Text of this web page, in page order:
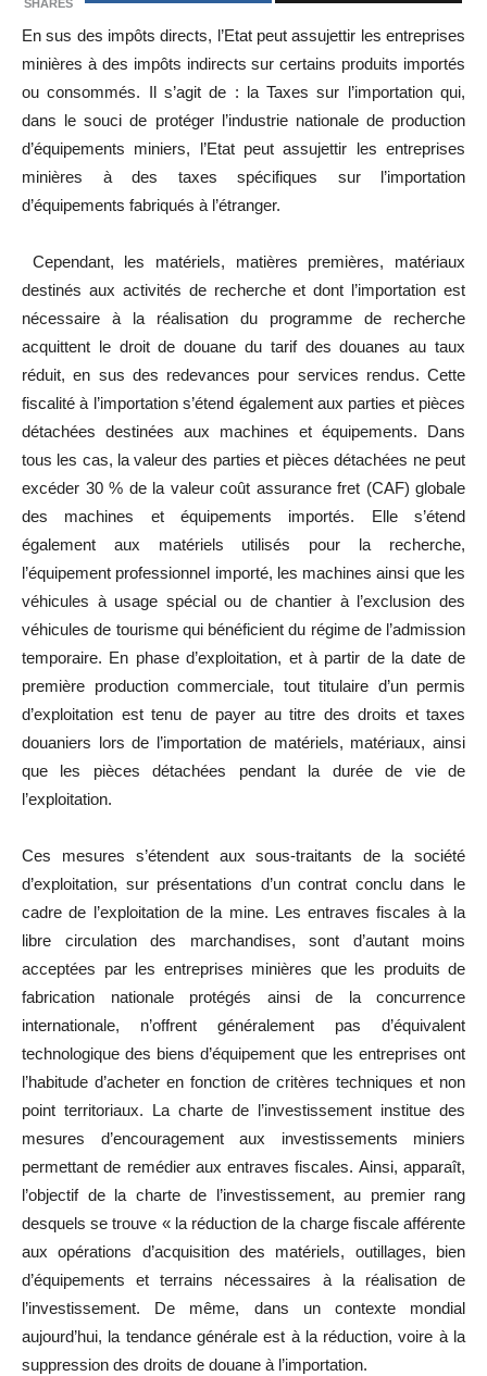
SHARES
En sus des impôts directs, l’Etat peut assujettir les entreprises
minières à des impôts indirects sur certains produits importés
ou consommés. Il s’agit de : la Taxes sur l’importation qui,
dans le souci de protéger l’industrie nationale de production
d’équipements miniers, l’Etat peut assujettir les entreprises
minières à des taxes spécifiques sur l’importation
d’équipements fabriqués à l’étranger.
Cependant, les matériels, matières premières, matériaux
destinés aux activités de recherche et dont l’importation est
nécessaire à la réalisation du programme de recherche
acquittent le droit de douane du tarif des douanes au taux
réduit, en sus des redevances pour services rendus. Cette
fiscalité à l’importation s’étend également aux parties et pièces
détachées destinées aux machines et équipements. Dans
tous les cas, la valeur des parties et pièces détachées ne peut
excéder 30 % de la valeur coût assurance fret (CAF) globale
des machines et équipements importés. Elle s’étend
également aux matériels utilisés pour la recherche,
l’équipement professionnel importé, les machines ainsi que les
véhicules à usage spécial ou de chantier à l’exclusion des
véhicules de tourisme qui bénéficient du régime de l’admission
temporaire. En phase d’exploitation, et à partir de la date de
première production commerciale, tout titulaire d’un permis
d’exploitation est tenu de payer au titre des droits et taxes
douaniers lors de l’importation de matériels, matériaux, ainsi
que les pièces détachées pendant la durée de vie de
l’exploitation.
Ces mesures s’étendent aux sous-traitants de la société
d’exploitation, sur présentations d’un contrat conclu dans le
cadre de l’exploitation de la mine. Les entraves fiscales à la
libre circulation des marchandises, sont d’autant moins
acceptées par les entreprises minières que les produits de
fabrication nationale protégés ainsi de la concurrence
internationale, n’offrent généralement pas d’équivalent
technologique des biens d’équipement que les entreprises ont
l’habitude d’acheter en fonction de critères techniques et non
point territoriaux. La charte de l’investissement institue des
mesures d’encouragement aux investissements miniers
permettant de remédier aux entraves fiscales. Ainsi, apparaît,
l’objectif de la charte de l’investissement, au premier rang
desquels se trouve « la réduction de la charge fiscale afférente
aux opérations d’acquisition des matériels, outillages, bien
d’équipements et terrains nécessaires à la réalisation de
l’investissement. De même, dans un contexte mondial
aujourd’hui, la tendance générale est à la réduction, voire à la
suppression des droits de douane à l’importation.